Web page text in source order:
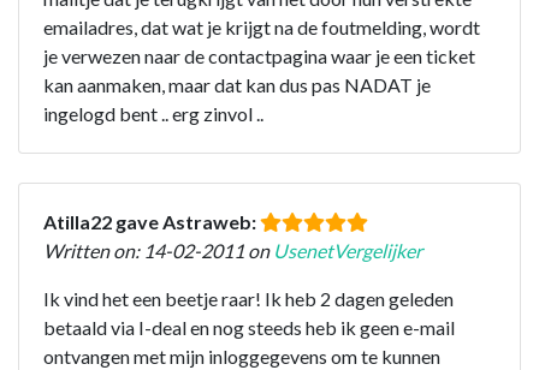
emailadres, dat wat je krijgt na de foutmelding, wordt
je verwezen naar de contactpagina waar je een ticket
kan aanmaken, maar dat kan dus pas NADAT je
ingelogd bent .. erg zinvol ..
Atilla22 gave Astraweb:
Written on: 14-02-2011 on UsenetVergelijker
Ik vind het een beetje raar! Ik heb 2 dagen geleden
betaald via I-deal en nog steeds heb ik geen e-mail
ontvangen met mijn inloggegevens om te kunnen